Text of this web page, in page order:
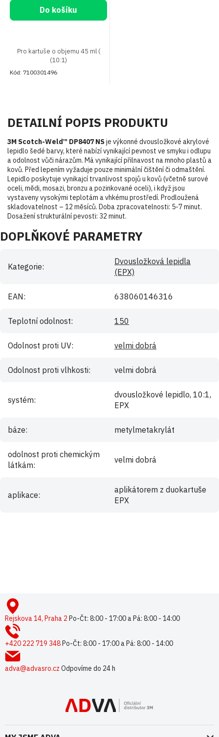
Do košíku
Pro kartuše o objemu 45 ml (
(10:1)
Kód: 7100301496
DETAILNÍ POPIS PRODUKTU
3M Scotch-Weld™ DP8407 NSje výkonné dvousložkové akrylové
lepidlo šedé barvy, které nabízí vynikající pevnost ve smyku i odlupu
a odolnost vůči nárazům. Má vynikající přilnavost na mnoho plastů a
kovů. Před lepením vyžaduje pouze minimální čištění či odmaštění.
Lepidlo poskytuje vynikajcí trvanlivost spojů u kovů (včetně surové
oceli, mědi, mosazi, bronzu a pozinkované oceli), i když jsou
vystaveny vysokými teplotám a vhkému prostředí. Prodloužená
skladovatelnost – 12 měsíců. Doba zpracovatelnosti: 5-7 minut.
Dosažení strukturální pevosti: 32 minut.
DOPLŇKOVÉ PARAMETRY
Kategorie:
Dvousložková lepidla
(EPX)
EAN: 638060146316
Teplotní odolnost: 150
Odolnost proti UV: velmi dobrá
Odolnost proti vlhkosti: velmi dobrá
systém:
dvousložkové lepidlo, 10:1,
EPX
báze: metylmetakrylát
odolnost proti chemickým
látkám:
velmi dobrá
aplikace:
aplikátorem z duokartuše
EPX
pRejskova 14, Praha 2 Po-Čt: 8:00 - 17:00 a Pá: 8:00 - 14:00
+420 222 719 348Po-Čt: 8:00 - 17:00 a Pá: 8:00 - 14:00
adva@advasro.cz Odpovíme do 24 h